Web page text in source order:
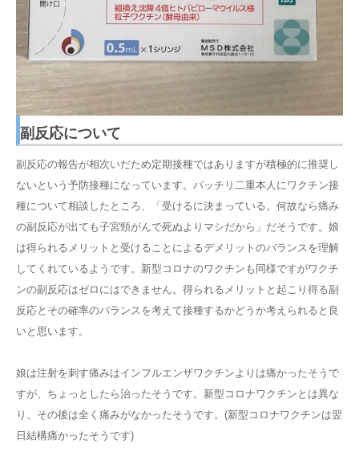
副反応について
副反応の報告が相次いだため定期接種ではありますが積極的に推奨し
ないという予防接種になっています。パッチリ二重本人にワクチン接
種について相談したところ、「受けるに決まっている。何故なら痛み
の副反応が出ても子宮頸がんで死ぬよりマシだから」だそうです。娘
は得られるメリットと受けることによるデメリットのバランスを理解
してくれているようです。新型コロナのワクチンも同様ですがワクチ
ンの副反応はゼロにはできません。得られるメリットと起こり得る副
反応とその確率のバランスを考えて接種するかどうか考えられると良
いと思います。
娘は注射を刺す痛みはインフルエンザワクチンよりは痛かったそうで
すが、ちょっとしたら治ったそうです。新型コロナワクチンとは異な
り、その後は全く痛みがなかったそうです。(新型コロナワクチンは翌
日結構痛かったそうです)